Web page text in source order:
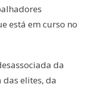
está em curso no
da
elites, da